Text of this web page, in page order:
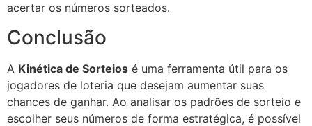
acertar os números sorteados.
Conclusão
A Kinética de Sorteios é uma ferramenta útil para os
jogadores de loteria que desejam aumentar suas
chances de ganhar. Ao analisar os padrões de sorteio e
escolher seus números de forma estratégica, é possível